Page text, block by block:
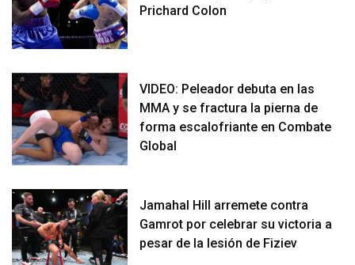
Prichard Colon
VIDEO: Peleador debuta en las
MMA y se fractura la pierna de
forma escalofriante en Combate
Global
Jamahal Hill arremete contra
Gamrot por celebrar su victoria a
pesar de la lesión de Fiziev